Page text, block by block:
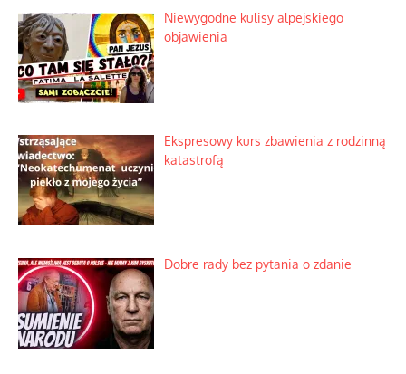
Niewygodne kulisy alpejskiego
objawienia
Ekspresowy kurs zbawienia z rodzinną
katastrofą
Dobre rady bez pytania o zdanie